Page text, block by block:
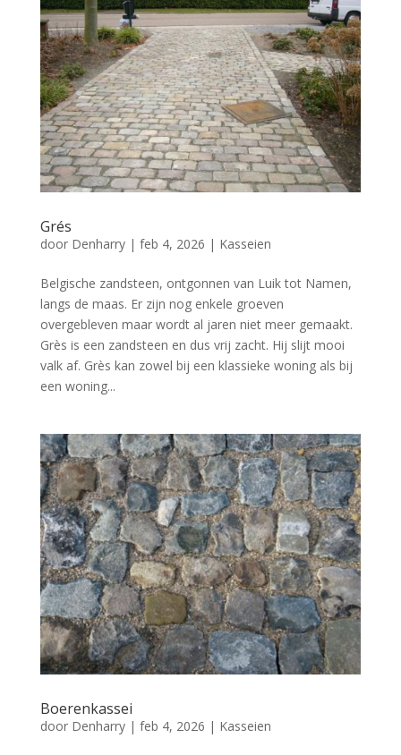
Grés
door Denharry| feb 4, 2026 | Kasseien
Belgische zandsteen, ontgonnen van Luik tot Namen,
langs de maas. Er zijn nog enkele groeven
overgebleven maar wordt al jaren niet meer gemaakt.
Grès is een zandsteen en dus vrij zacht. Hij slijt mooi
valk af. Grès kan zowel bij een klassieke woning als bij
een woning...
Boerenkassei
door Denharry| feb 4, 2026 | Kasseien